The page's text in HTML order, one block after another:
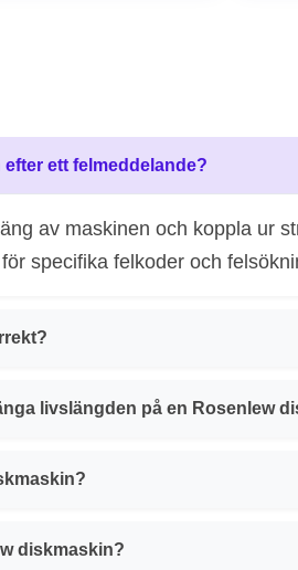
ett felmeddelande?
av maskinen och koppla ur
specifika felkoder och
livslängden på en Rosenlew
diskmaskin?